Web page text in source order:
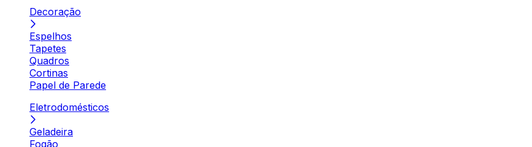
Decoração
Espelhos
Tapetes
Quadros
Cortinas
Papel de Parede
Eletrodomésticos
Geladeira
Fogão